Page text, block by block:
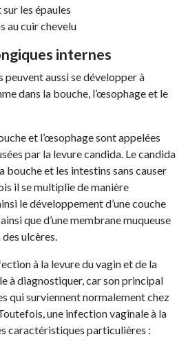
les épaules
au cuir chevelu
internes
aussi se développer à
dans la bouche, l’œsophage et le
et l’œsophage sont appelées
par la levure candida. Le candida
bouche et les intestins sans causer
il se multiplie de manière
le développement d’une couche
que d’une membrane muqueuse
ulcères.
à la levure du vagin et de la
à diagnostiquer, car son principal
qui surviennent normalement chez
une infection vaginale à la
caractéristiques particulières :